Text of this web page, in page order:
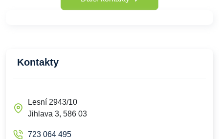
Kontakty
Lesní 2943/10
Jihlava 3, 586 03
723 064 495